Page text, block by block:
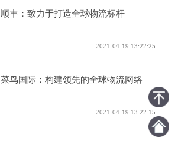
顺丰：致力于打造全球物流标杆
2021-04-19 13:22:25
菜鸟国际：构建领先的全球物流网络
2021-04-19 13:22:15